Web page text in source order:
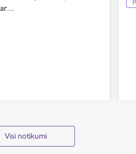
Visi notikumi